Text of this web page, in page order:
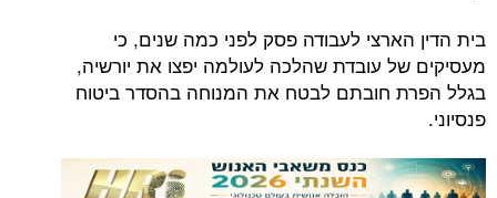
בית הדין הארצי לעבודה פסק לפני כמה שנים, כי
מעסיקים של עובדת שהלכה לעולמה יפצו את יורשיה,
בגלל הפרת חובתם לבטח את המנוחה בהסדר ביטוח
פנסיוני.